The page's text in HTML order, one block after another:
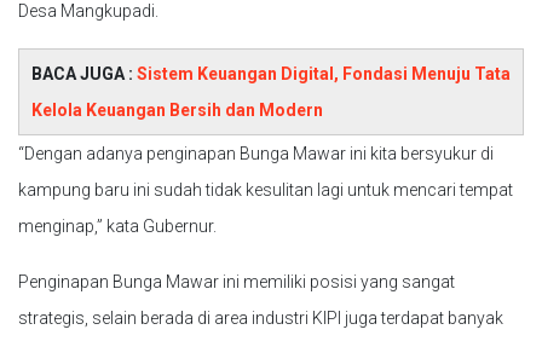
Desa Mangkupadi.
BACA JUGA : Sistem Keuangan Digital, Fondasi Menuju Tata
Kelola Keuangan Bersih dan Modern
“Dengan adanya penginapan Bunga Mawar ini kita bersyukur di
kampung baru ini sudah tidak kesulitan lagi untuk mencari tempat
menginap,” kata Gubernur.
Penginapan Bunga Mawar ini memiliki posisi yang sangat
strategis, selain berada di area industri KIPI juga terdapat banyak